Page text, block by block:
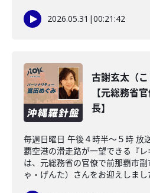
2026.05.31 |00:21:42
古謝玄太（
【元総務省
長】
毎週日曜日 午後４時半～５時 放
覇空港の滑走路が一望できる『
は、元総務省の官僚で前那覇市
ゃ・げんた）さんをお迎えしまし